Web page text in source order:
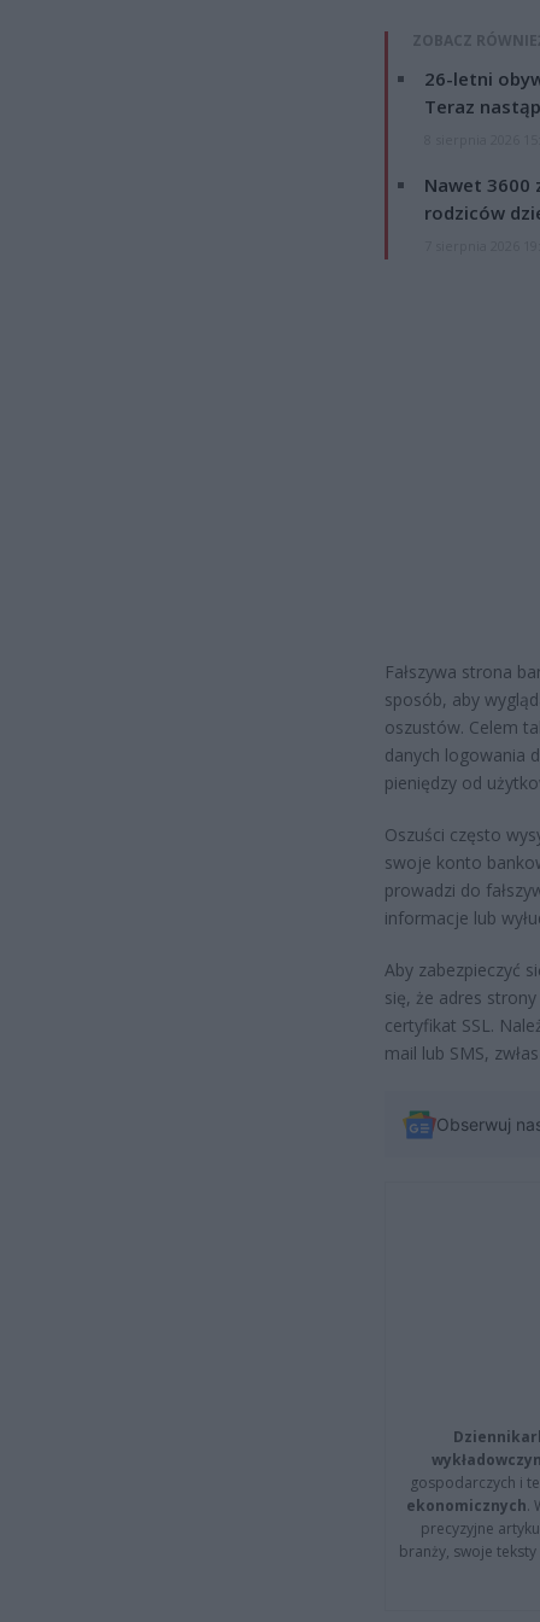
ZOBACZ
26-letni
Teraz
Nawet 3600
rodziców
Fałszywa strona
sposób, aby
oszustów. Celem
danych logowania
pieniędzy od
Oszuści często
swoje konto
prowadzi do
informacje lub
Aby zabezpieczyć
się, że adres
certyfikat SSL.
mail lub SMS,
Obserwuj
gospodarczych i
ekonomicznych.
precyzyjne
branży, swoje